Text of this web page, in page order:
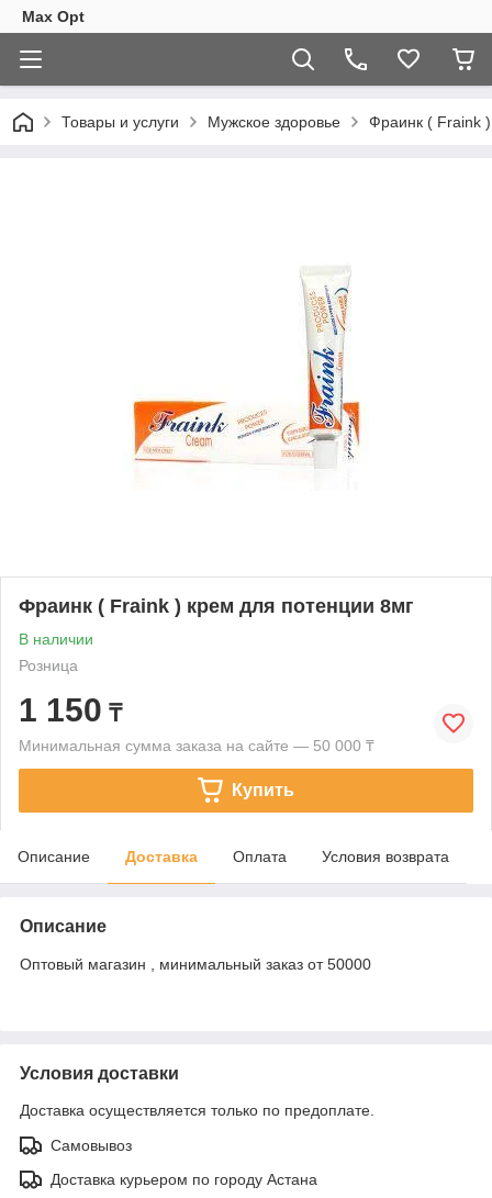
Max Opt
Товары и услуги Мужское здоровье Фраинк ( Fraink
Фраинк ( Fraink ) крем для потенции 8мг
В наличии
Розница
1 150 ₸
Минимальная сумма заказа на сайте — 50 000 ₸
Купить
Описание Доставка Оплата Условия возврата
Описание
Оптовый магазин , минимальный заказ от 50000
Условия доставки
Доставка осуществляется только по предоплате.
Самовывоз
Доставка курьером по городу Астана